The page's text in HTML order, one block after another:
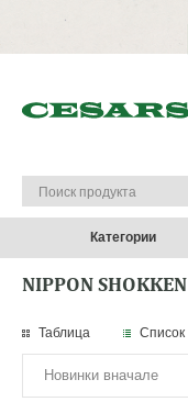
Категории
NIPPON SHOKKEN
Таблица Список